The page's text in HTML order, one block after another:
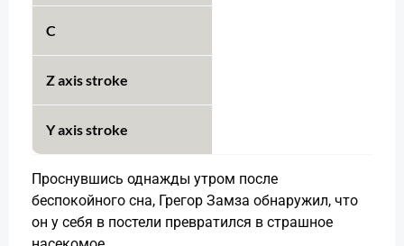
C
Z axis stroke
Y axis stroke
Проснувшись однажды утром после
беспокойного сна, Грегор Замза обнаружил, что
он у себя в постели превратился в страшное